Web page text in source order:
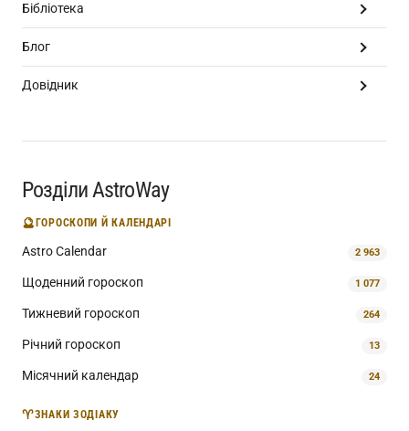
Бібліотека
Блог
Довідник
Розділи AstroWay
🔮ГОРОСКОПИ Й КАЛЕНДАРІ
Astro Calendar 2 963
Щоденний гороскоп 1 077
Тижневий гороскоп 264
Річний гороскоп 13
Місячний календар 24
♈ЗНАКИ ЗОДІАКУ